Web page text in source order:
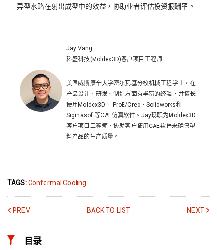
异型水路在射出成型中的效益，协助业者评估投资报酬率。
Jay Vang
科盛科技(Moldex3D)客户项目工程师
美国威斯康辛大学密尔瓦基分校机械工程学士，在
产品设计、研发、制造方面有丰富的经验，并擅长
使用Moldex3D、 ProE/Creo、Solidworks和
Sigmasoft等CAE仿真软件。Jay现职为Moldex3D
客户项目工程师，协助客户使用CAE软件来确保塑
料产品的生产质量。
TAGS:Conformal Cooling
PREV BACK TO LIST NEXT
目录